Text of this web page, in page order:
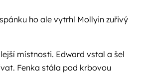
ho ale vytrhl Mollyin zuřivý
místnosti. Edward vstal a šel
Fenka stála pod krbovou